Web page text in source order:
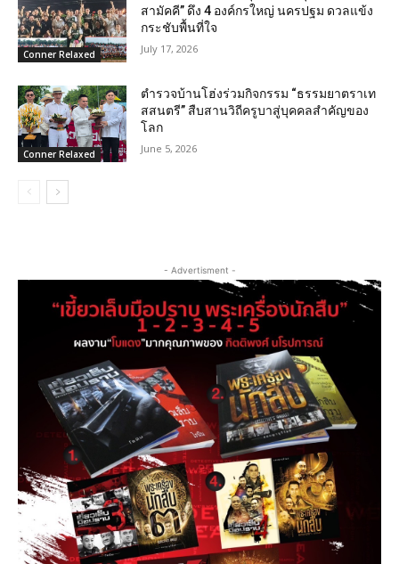
Conner Relaxed
สามัคคี” ดึง 4 องค์กรใหญ่ นครปฐม ดวลแข้ง
กระชับพื้นที่ใจ
July 17, 2026
Conner Relaxed
ตำรวจบ้านโฮ่งร่วมกิจกรรม “ธรรมยาตราเท
สสนตรี” สืบสานวิถีครูบาสู่บุคคลสำคัญของ
โลก
June 5, 2026
- Advertisment -